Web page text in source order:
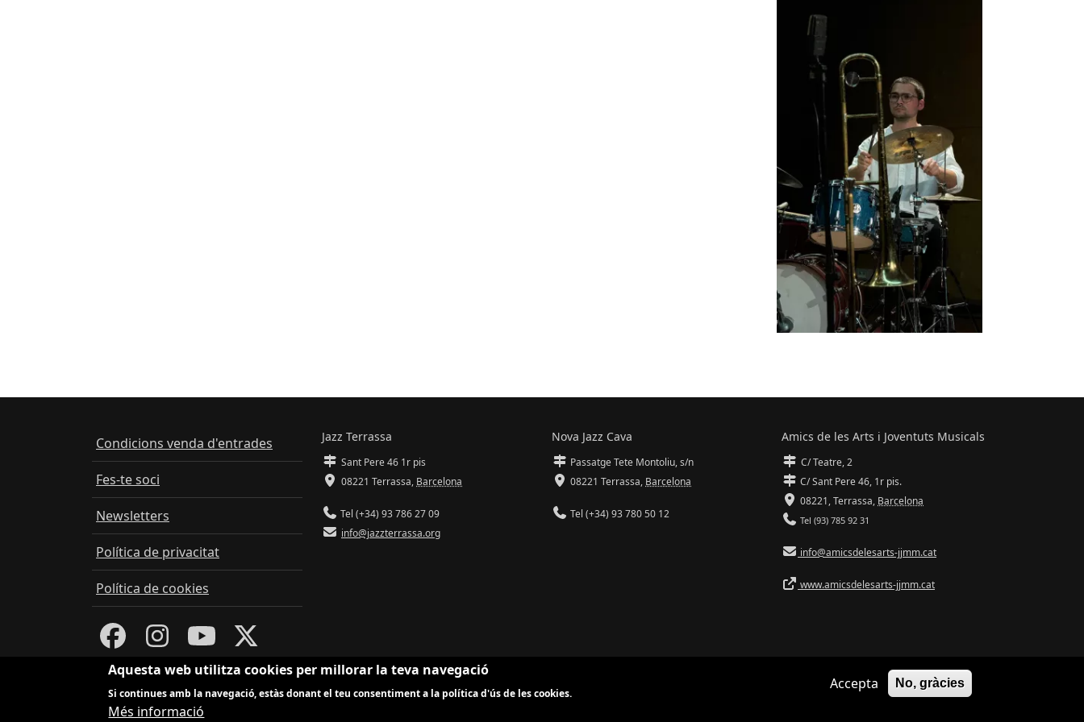
Condicions venda d'entrades
Fes-te soci
Newsletters
Política de privacitat
Política de cookies
Jazz Terrassa
Sant Pere 46 1r pis
08221 Terrassa, Barcelona
Tel (+34) 93 786 27 09
info@jazzterrassa.org
Nova Jazz Cava
Passatge Tete Montoliu, s/n
08221 Terrassa, Barcelona
Tel (+34) 93 780 50 12
Amics de les Arts i Joventuts Musicals
C/ Teatre, 2
C/ Sant Pere 46, 1r pis.
08221,Terrassa, Barcelona
Tel (93) 785 92 31
info@amicsdelesarts-jjmm.cat
www.amicsdelesarts-jjmm.cat
Drupal perCommunia | Hosting d'
Aquesta web utilitza cookies per millorar la teva navegació
Si continues amb la navegació, estàs donant el teu consentiment a la política d'ús de les cookies.
Més informació
Accepta No, gràcies